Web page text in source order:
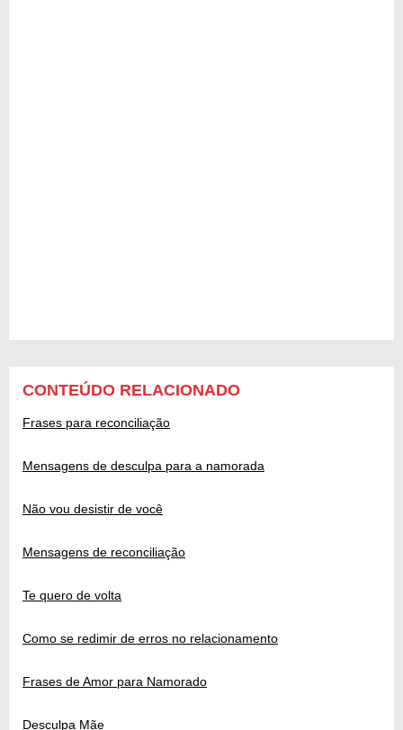
CONTEÚDO RELACIONADO
Frases para reconciliação
Mensagens de desculpa para a namorada
Não vou desistir de você
Mensagens de reconciliação
Te quero de volta
Como se redimir de erros no relacionamento
Frases de Amor para Namorado
Desculpa Mãe